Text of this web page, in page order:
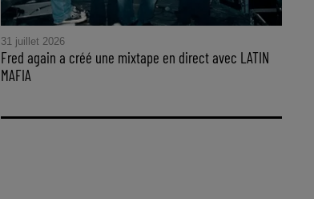
31 juillet 2026
Fred again a créé une mixtape en direct avec LATIN
MAFIA